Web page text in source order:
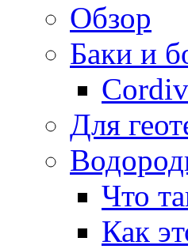
Обзор
Баки и
Для
Что
Как